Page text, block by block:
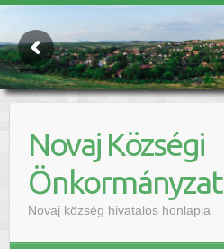
Novaj Községi
Önkormányzat
Novaj község hivatalos honlapja